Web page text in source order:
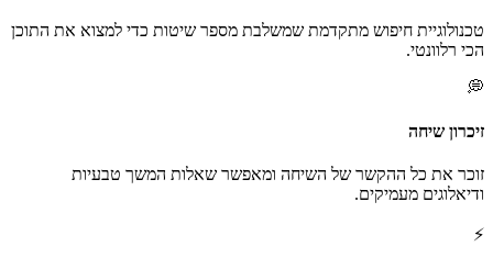
טכנולוגיית חיפוש מתקדמת שמשלבת מספר שיטות כדי למצוא את התוכן
הכי רלוונטי.
💭
זיכרון שיחה
זוכר את כל ההקשר של השיחה ומאפשר שאלות המשך טבעיות
ודיאלוגים מעמיקים.
⚡